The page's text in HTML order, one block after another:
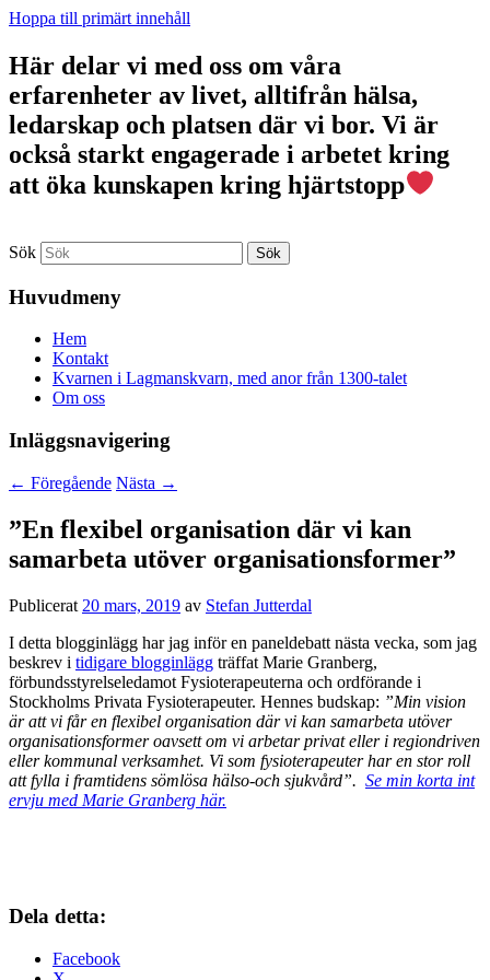
Hoppa till primärt innehåll
Här delar vi med oss om våra
erfarenheter av livet, alltifrån hälsa,
ledarskap och platsen där vi bor. Vi är
också starkt engagerade i arbetet kring
att öka kunskapen kring hjärtstopp
Sök
Huvudmeny
Hem
Kontakt
Kvarnen i Lagmanskvarn, med anor från 1300-talet
Om oss
Inläggsnavigering
← Föregående Nästa →
”En flexibel organisation där vi kan
samarbeta utöver organisationsformer”
Publicerat 20 mars, 2019 av Stefan Jutterdal
I detta blogginlägg har jag inför en paneldebatt nästa vecka, som jag
beskrev i tidigare blogginlägg träffat Marie Granberg,
förbundsstyrelseledamot Fysioterapeuterna och ordförande i
Stockholms Privata Fysioterapeuter. Hennes budskap: ”Min vision
är att vi får en flexibel organisation där vi kan samarbeta utöver
organisationsformer oavsett om vi arbetar privat eller i regiondriven
eller kommunal verksamhet. Vi som fysioterapeuter har en stor roll
att fylla i framtidens sömlösa hälso-och sjukvård”. Se min korta int
ervju med Marie Granberg här.
Dela detta:
Facebook